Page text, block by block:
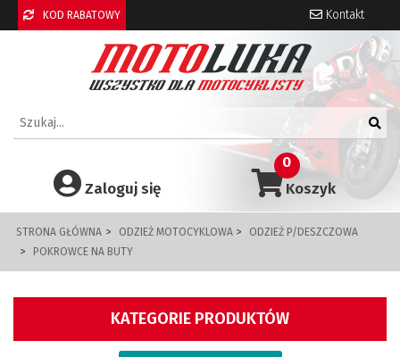
KOD RABATOWY Kontakt
Koszyk
0
Zaloguj się
STRONA GŁÓWNA ODZIEŻ MOTOCYKLOWA
ODZIEŻ P/DESZCZOWA
POKROWCE NA BUTY
KATEGORIE PRODUKTÓW